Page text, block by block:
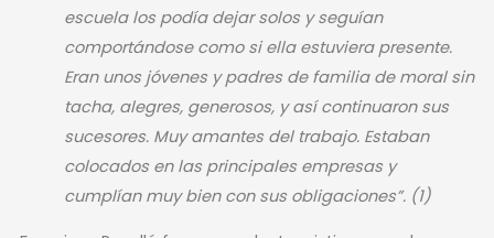
escuela los podía dejar solos y seguían
comportándose como si ella estuviera presente.
Eran unos jóvenes y padres de familia de moral sin
tacha, alegres, generosos, y así continuaron sus
sucesores. Muy amantes del trabajo. Estaban
colocados en las principales empresas y
cumplían muy bien con sus obligaciones”. (1)